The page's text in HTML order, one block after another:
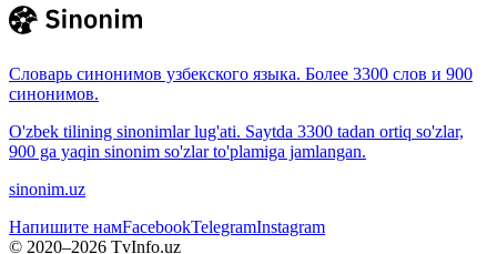
Словарь синонимов узбекского языка. Более 3300 слов и 900
синонимов.
O'zbek tilining sinonimlar lug'ati. Saytda 3300 tadan ortiq so'zlar,
900 ga yaqin sinonim so'zlar to'plamiga jamlangan.
sinonim.uz
Напишите намFacebookTelegramInstagram
© 2020–2026 TvInfo.uz